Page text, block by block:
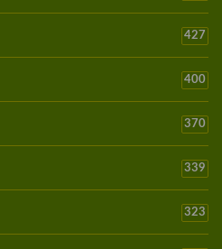
427
400
370
339
323